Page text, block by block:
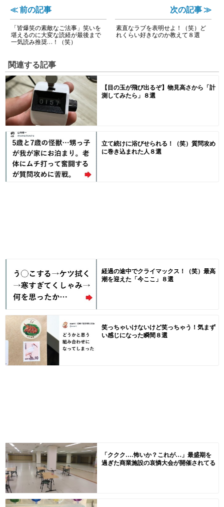
≪ 前の記事
「皆爆笑の素敵なご法事」笑いを
堪えるのに大変な読経が最後まで
一気読み推奨…！（笑）
次の記事 ≫
素直なラブを表明せよ！（笑）ど
れくらい好きなのか教えて８選
関連する記事
【目の玉が飛び出るぞ】物見高さから「計
測してみたら」８選
立て続けに浴びせられる！（笑）質問攻め
に巻き込まれた人８選
経過の途中でクライマックス！（笑）最高
潮を迎えた「今ここ」８選
笑っちゃいけないけど笑っちゃう！気まず
い感じになった瞬間８選
「ククク....怖いか？これが…」最盛期を
過ぎた商業施設の哀憐大会が開催されてる